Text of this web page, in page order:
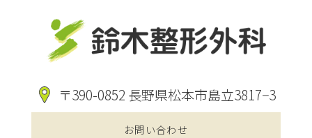
〒390-0852 長野県松本市島立3817−3
お問い合わせ